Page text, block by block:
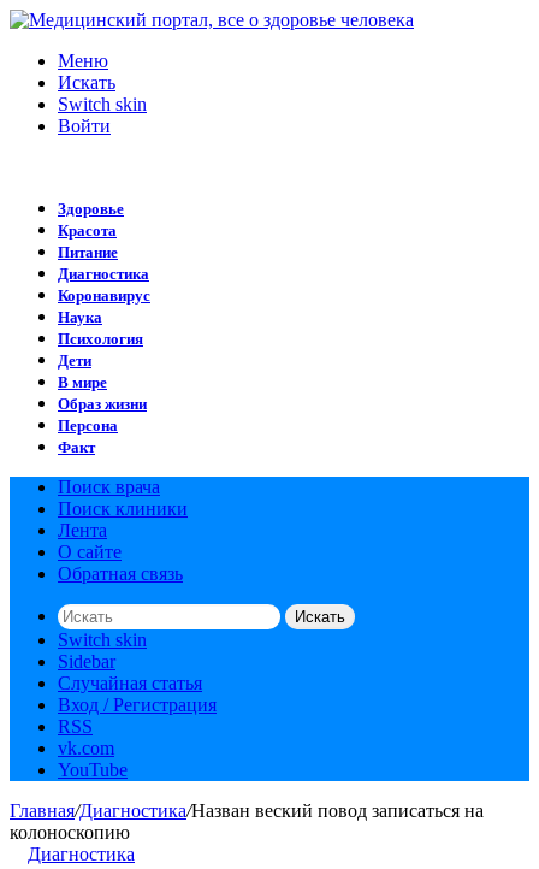
Меню
Искать
Switch skin
Войти
Здоровье
Красота
Питание
Диагностика
Коронавирус
Наука
Психология
Дети
В мире
Образ жизни
Персона
Факт
Поиск врача
Поиск клиники
Лента
О сайте
Обратная связь
Искать
Switch skin
Sidebar
Случайная статья
Вход / Регистрация
RSS
vk.com
YouTube
Главная/Диагностика/Назван веский повод записаться на
колоноскопию
Диагностика